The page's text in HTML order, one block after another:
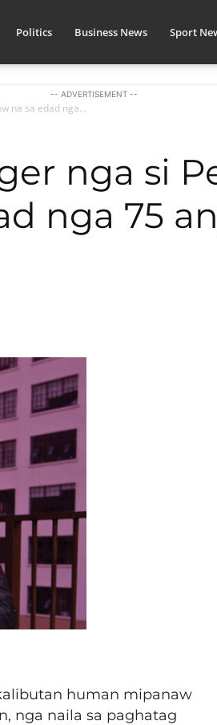
Politics Business News Sport
-- ADVERTISEMENT --
na sa edad nga...
nga si
nga 75
human mipanaw
nga naila sa paghatag